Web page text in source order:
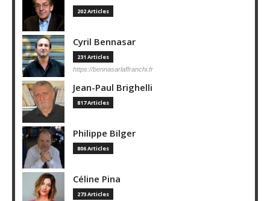
202 Articles
Cyril Bennasar
231 Articles
https://bennasarlaffranchi.fr
Jean-Paul Brighelli
817 Articles
Philippe Bilger
806 Articles
Céline Pina
273 Articles